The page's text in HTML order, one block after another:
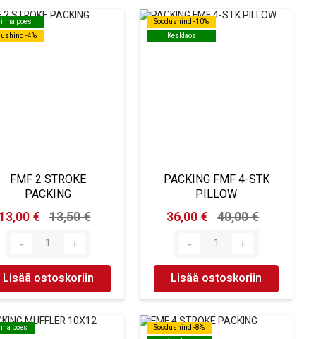
poes
-4%
poes
-4%
FMF 2 STROKE
PACKING
13,00 € 13,50 €
Lisää ostoskoriin
Soodushind -10%
Kesklaos
Soodushind -10%
Kesklaos
PACKING FMF 4-STK
PILLOW
36,00 € 40,00 €
Lisää ostoskoriin
poes
poes
Soodushind -8%
Soodushind -8%